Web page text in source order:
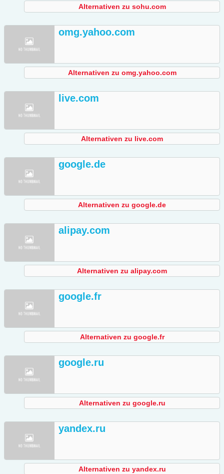
Alternativen zu sohu.com
omg.yahoo.com
Alternativen zu omg.yahoo.com
live.com
Alternativen zu live.com
google.de
Alternativen zu google.de
alipay.com
Alternativen zu alipay.com
google.fr
Alternativen zu google.fr
google.ru
Alternativen zu google.ru
yandex.ru
Alternativen zu yandex.ru